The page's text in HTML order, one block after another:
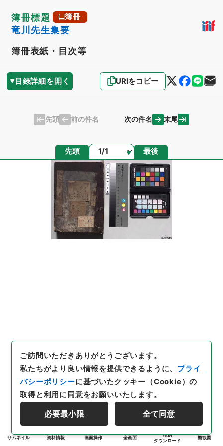
簿冊標題 簿冊
竜川先生集要
簿冊表紙・目次等
目録詳細を開く URIをコピー
先頭 前の件名 次の件名 末尾
先頭 ページ 最後
サムネイル 資料情報 画面操作 全画面
印刷
ダウンロード
概観図
ご訪問いただきありがとうございます。
私たちがより良い情報を提供できるように、 プライ
バシーポリシーに基づいたクッキー（Cookie）の
取得と利用に同意をお願いいたします。
必要最小限 全て同意